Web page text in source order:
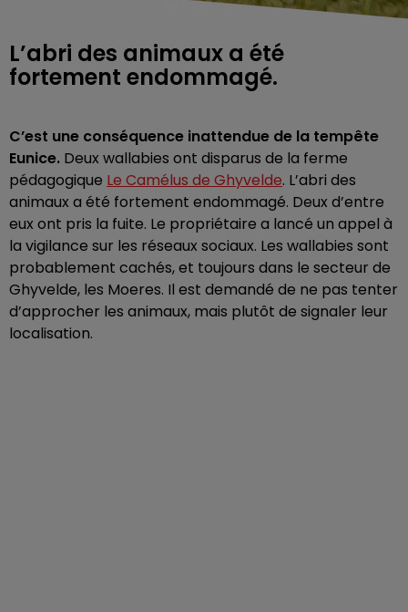
L’abri des animaux a été
fortement endommagé.
C’est une conséquence inattendue de la tempête
Eunice. Deux wallabies ont disparus de la ferme
pédagogique Le Camélus de Ghyvelde. L’abri des
animaux a été fortement endommagé. Deux d’entre
eux ont pris la fuite. Le propriétaire a lancé un appel à
la vigilance sur les réseaux sociaux. Les wallabies sont
probablement cachés, et toujours dans le secteur de
Ghyvelde, les Moeres. Il est demandé de ne pas tenter
d’approcher les animaux, mais plutôt de signaler leur
localisation.